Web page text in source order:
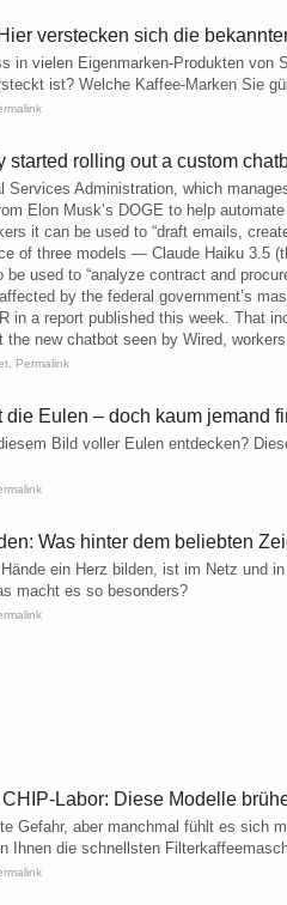
verstecken sich die
in vielen Eigenmarken-Produkten von
ist? Welche Kaffee-Marken Sie
started rolling out a custom
Services Administration, which
Elon Musk’s DOGE to help
it can be used to “draft emails,
of three models — Claude Haiku 3.5
used to “analyze contract and
by the federal government’s
in a report published this week. That
new chatbot seen by Wired,
Permalink
die Eulen – doch kaum jemand
Bild voller Eulen entdecken?
Was hinter dem beliebten
ein Herz bilden, ist im Netz und
macht es so besonders?
Labor: Diese Modelle
Gefahr, aber manchmal fühlt es sich
Ihnen die schnellsten